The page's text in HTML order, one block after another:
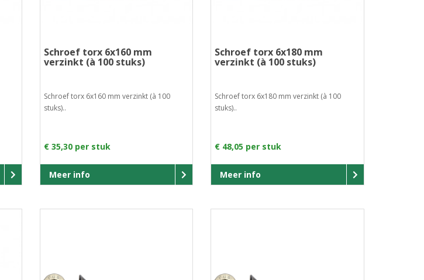
Schroef torx 6x160 mm
verzinkt (à 100 stuks)
Schroef torx 6x160 mm verzinkt (à 100
stuks)..
€ 35,30 per stuk
Meer info
Schroef torx 6x180 mm
verzinkt (à 100 stuks)
Schroef torx 6x180 mm verzinkt (à 100
stuks)..
€ 48,05 per stuk
Meer info